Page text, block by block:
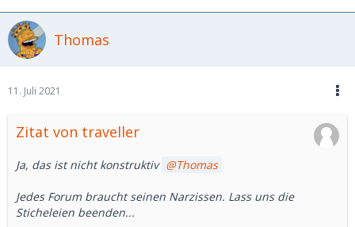
Thomas
11. Juli 2021
Zitat von traveller
Ja, das ist nicht konstruktiv Thomas
Jedes Forum braucht seinen Narzissen. Lass uns die
Sticheleien beenden...